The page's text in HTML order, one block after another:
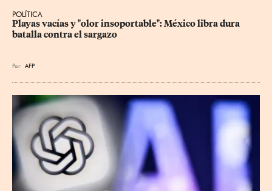
POLÍTICA
Playas vacías y "olor insoportable": México libra dura
batalla contra el sargazo
Por AFP